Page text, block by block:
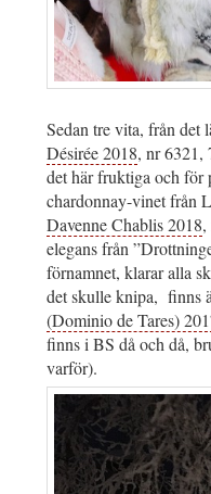
Sedan tre vita, från det
Désirée 2018, nr 6321,
det här fruktiga och för
chardonnay-vinet från
Davenne Chablis 2018,
elegans från
förnamnet, klarar alla
det skulle knipa, finns
(Dominio de Tares)
finns i BS då och då,
varför).